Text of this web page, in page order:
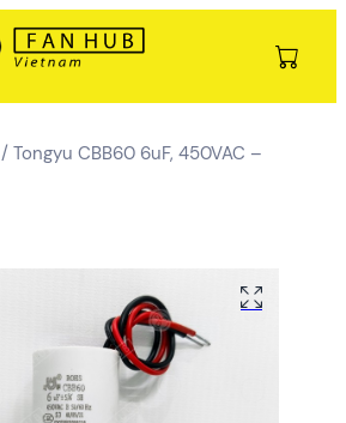
/ Tongyu CBB60 6uF, 450VAC –